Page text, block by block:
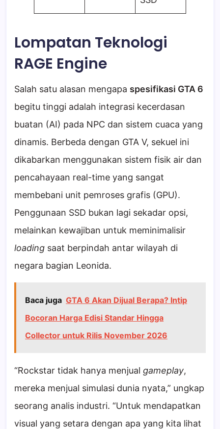
Lompatan Teknologi
RAGE Engine
Salah satu alasan mengapa spesifikasi GTA 6
begitu tinggi adalah integrasi kecerdasan
buatan (AI) pada NPC dan sistem cuaca yang
dinamis. Berbeda dengan GTA V, sekuel ini
dikabarkan menggunakan sistem fisik air dan
pencahayaan real-time yang sangat
membebani unit pemroses grafis (GPU).
Penggunaan SSD bukan lagi sekadar opsi,
melainkan kewajiban untuk meminimalisir
loading saat berpindah antar wilayah di
negara bagian Leonida.
Baca juga GTA 6 Akan Dijual Berapa? Intip
Bocoran Harga Edisi Standar Hingga
Collector untuk Rilis November 2026
“Rockstar tidak hanya menjual gameplay,
mereka menjual simulasi dunia nyata,” ungkap
seorang analis industri. “Untuk mendapatkan
visual yang setara dengan apa yang kita lihat